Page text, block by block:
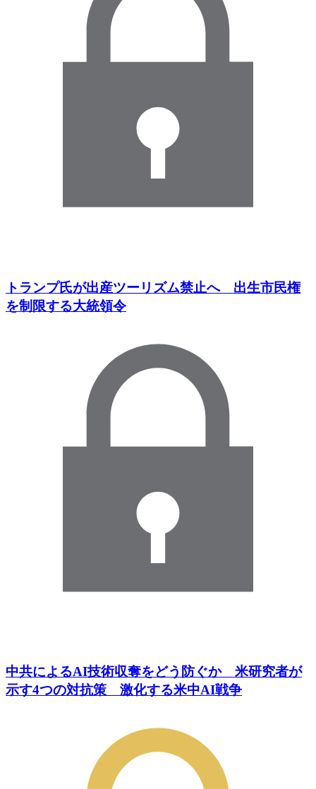
トランプ氏が出産ツーリズム禁止へ 出生市民権
を制限する大統領令
中共によるAI技術収奪をどう防ぐか 米研究者が
示す4つの対抗策 激化する米中AI戦争